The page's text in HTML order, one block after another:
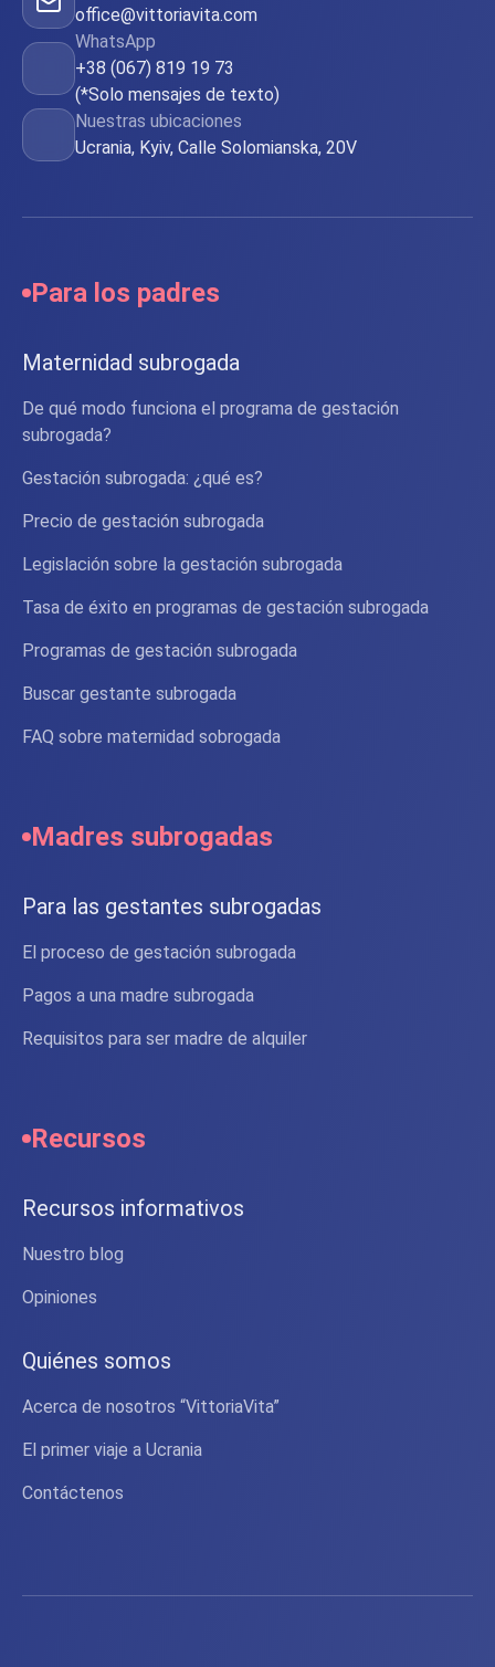
office@vittoriavita.com
WhatsApp
+38 (067) 819 19 73
(*Solo mensajes de texto)
Nuestras ubicaciones
Ucrania, Kyiv, Calle Solomianska, 20V
Para los padres
Maternidad subrogada
De qué modo funciona el programa de gestación
subrogada?
Gestación subrogada: ¿qué es?
Precio de gestación subrogada
Legislación sobre la gestación subrogada
Tasa de éxito en programas de gestación subrogada
Programas de gestación subrogada
Buscar gestante subrogada
FAQ sobre maternidad sobrogada
Madres subrogadas
Para las gestantes subrogadas
El proceso de gestación subrogada
Pagos a una madre subrogada
Requisitos para ser madre de alquiler
Recursos
Recursos informativos
Nuestro blog
Opiniones
Quiénes somos
Acerca de nosotros “VittoriaVita”
El primer viaje a Ucrania
Contáctenos